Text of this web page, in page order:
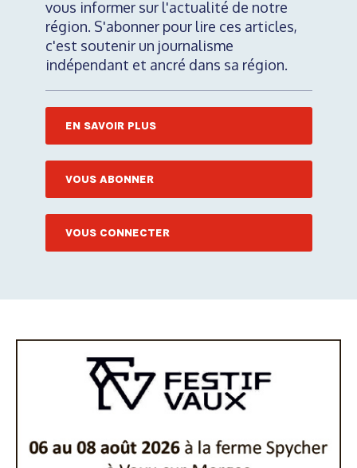
vous informer sur l'actualité de notre
région. S'abonner pour lire ces articles,
c'est soutenir un journalisme
indépendant et ancré dans sa région.
EN SAVOIR PLUS
VOUS ABONNER
VOUS CONNECTER